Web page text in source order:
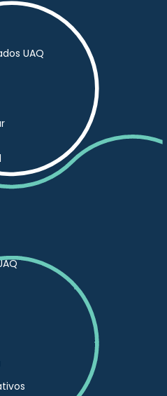
UAQ